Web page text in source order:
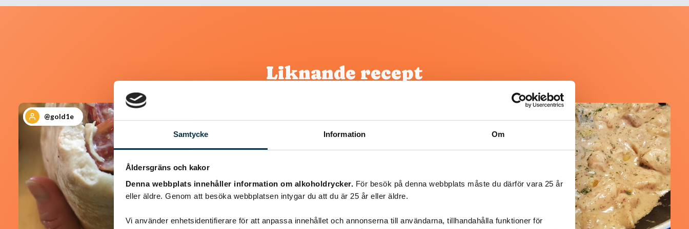
Samtycke Information Om
Åldersgräns och kakor
Denna webbplats innehåller information om alkoholdrycker. För besök på denna webbplats måste du därför vara 25 år
eller äldre. Genom att besöka webbplatsen intygar du att du är 25 år eller äldre.
Vi använder enhetsidentifierare för att anpassa innehållet och annonserna till användarna, tillhandahålla funktioner för
Liknande recept
@gold1e